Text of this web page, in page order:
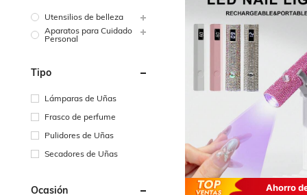
Utensilios de belleza
Aparatos para Cuidado
Personal
Tipo
Lámparas de Uñas
Frasco de perfume
Pulidores de Uñas
Secadores de Uñas
Ocasión Ahorro
#1 Más vendidos